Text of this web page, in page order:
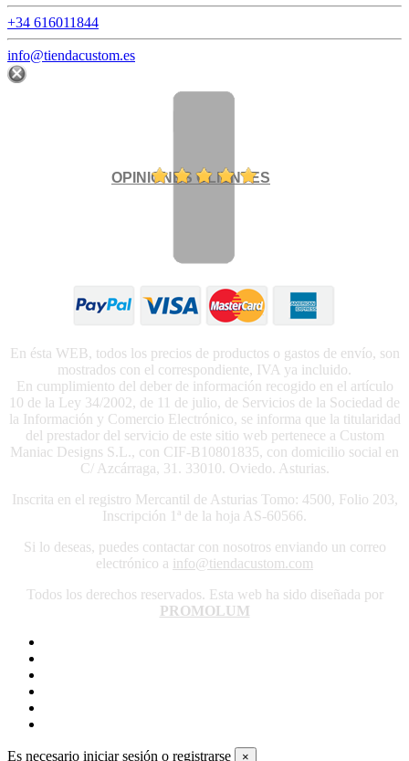
+34 616011844
info@tiendacustom.es
OPINIONES CLIENTES
En ésta WEB, todos los precios de productos o gastos de envío, son
mostrados con el correspondiente, IVA ya incluido.
En cumplimiento del deber de información recogido en el artículo
10 de la Ley 34/2002, de 11 de julio, de Servicios de la Sociedad de
la Información y Comercio Electrónico, se informa que la titularidad
del prestador del servicio de este sitio web pertenece a Custom
Maniac Designs S.L., con CIF-B10801835, con domicilio social en
C/ Azcárraga, 31. 33010. Oviedo. Asturias.
Inscrita en el registro Mercantil de Asturias Tomo: 4500, Folio 203,
Inscripción 1ª de la hoja AS-60566.
Si lo deseas, puedes contactar con nosotros enviando un correo
electrónico a info@tiendacustom.com
Todos los derechos reservados. Esta web ha sido diseñada por
PROMOLUM
Es necesario iniciar sesión o registrarse ×